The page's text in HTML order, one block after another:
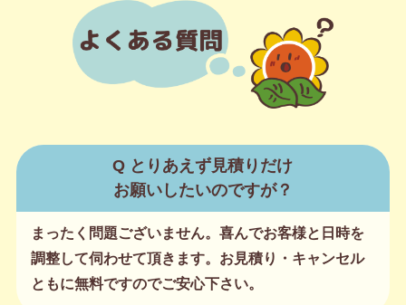
Q とりあえず見積りだけ
お願いしたいのですが？
まったく問題ございません。喜んでお客様と日時を
調整して伺わせて頂きます。お見積り・キャンセル
ともに無料ですのでご安心下さい。